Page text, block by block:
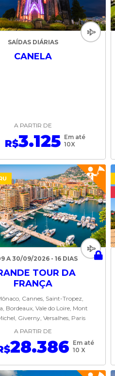
SAÍDAS DIÁRIAS
CANELA
A PARTIR DE
R$3.125 Em até
10X
A 30/09/2026 - 16 DIAS
TOUR DA
FRANÇA
Cannes, Saint-Tropez,
Bordeaux, Vale do Loire, Mont
Giverny, Versalhes, Paris
A PARTIR DE
28.386 Em até
10 X